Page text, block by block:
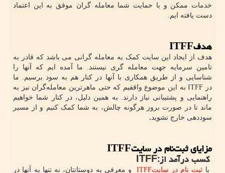
خدمات ممکن و با حمایت شما معامله گران موفق به این اعتماد
دست یافته ایم.
هدفITFF
هدف از ایجاد این سایت کمک به معامله گرانی می باشد که قادر به
تامین سرمایه جهت معامله گری نیستند. ما آمده ایم که آنها را
شناسایی و از طریق همکاری با آنها در کنار هم به سود برسیم. ما
در ITFF به این موضوع واقفیم که حتی ماهرترین معامله‌گران نیز به
راهنمایی و پشتیبانی نیاز دارند. به همین دلیل، در کنار شما خواهیم
ماند تا در صورت بروز هرگونه چالش، به شما کمک کنیم و از مسیر
سوددهی خارج نشوید.
مزایای ثبت‌نام در سایتITFF
کسب درآمد ازITFF:
با ثبت نام در سایتITFF
و معرفی به دوستانتان، نه تنها به آنها در